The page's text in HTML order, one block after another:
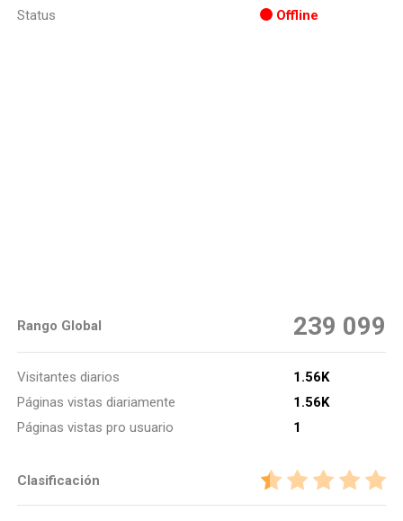
Status Offline
Rango Global 239 099
Visitantes diarios
1.56K
Páginas vistas diariamente
1.56K
Páginas vistas pro usuario
1
Clasificación